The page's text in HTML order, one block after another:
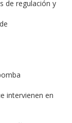
de regulación y
intervienen en